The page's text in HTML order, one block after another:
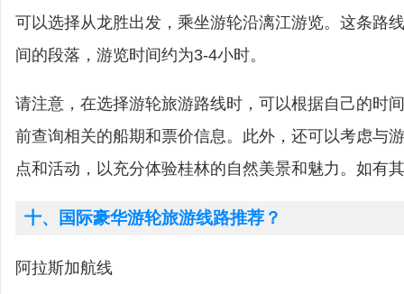
可以选择从龙胜出发，乘坐游轮沿漓江游览。这条路
间的段落，游览时间约为3-4小时。
请注意，在选择游轮旅游路线时，可以根据自己的时
前查询相关的船期和票价信息。此外，还可以考虑与
点和活动，以充分体验桂林的自然美景和魅力。如有
十、国际豪华游轮旅游线路推荐？
阿拉斯加航线